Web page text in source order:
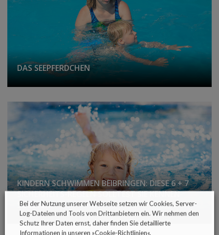
DAS SEEPFERDCHEN
KINDERN SCHWIMMEN BEIBRINGEN: DIESE 6 + 7
SICHERHEITS-REGELN SOLLTEST SIE KENNEN
SOLLTEN!
Bei der Nutzung unserer Webseite setzen wir Cookies, Server-
Log-Dateien und Tools von Drittanbietern ein. Wir nehmen den
Schutz Ihrer Daten ernst, daher finden Sie detaillierte
Informationen in unseren »Cookie-Richtlinien«.